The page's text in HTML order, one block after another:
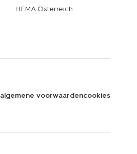
HEMA Österreich
algemene voorwaardencookies